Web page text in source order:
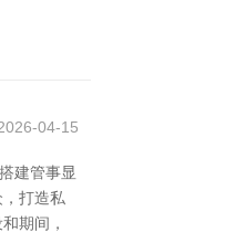
04-15
建管事显
打造私
期间，